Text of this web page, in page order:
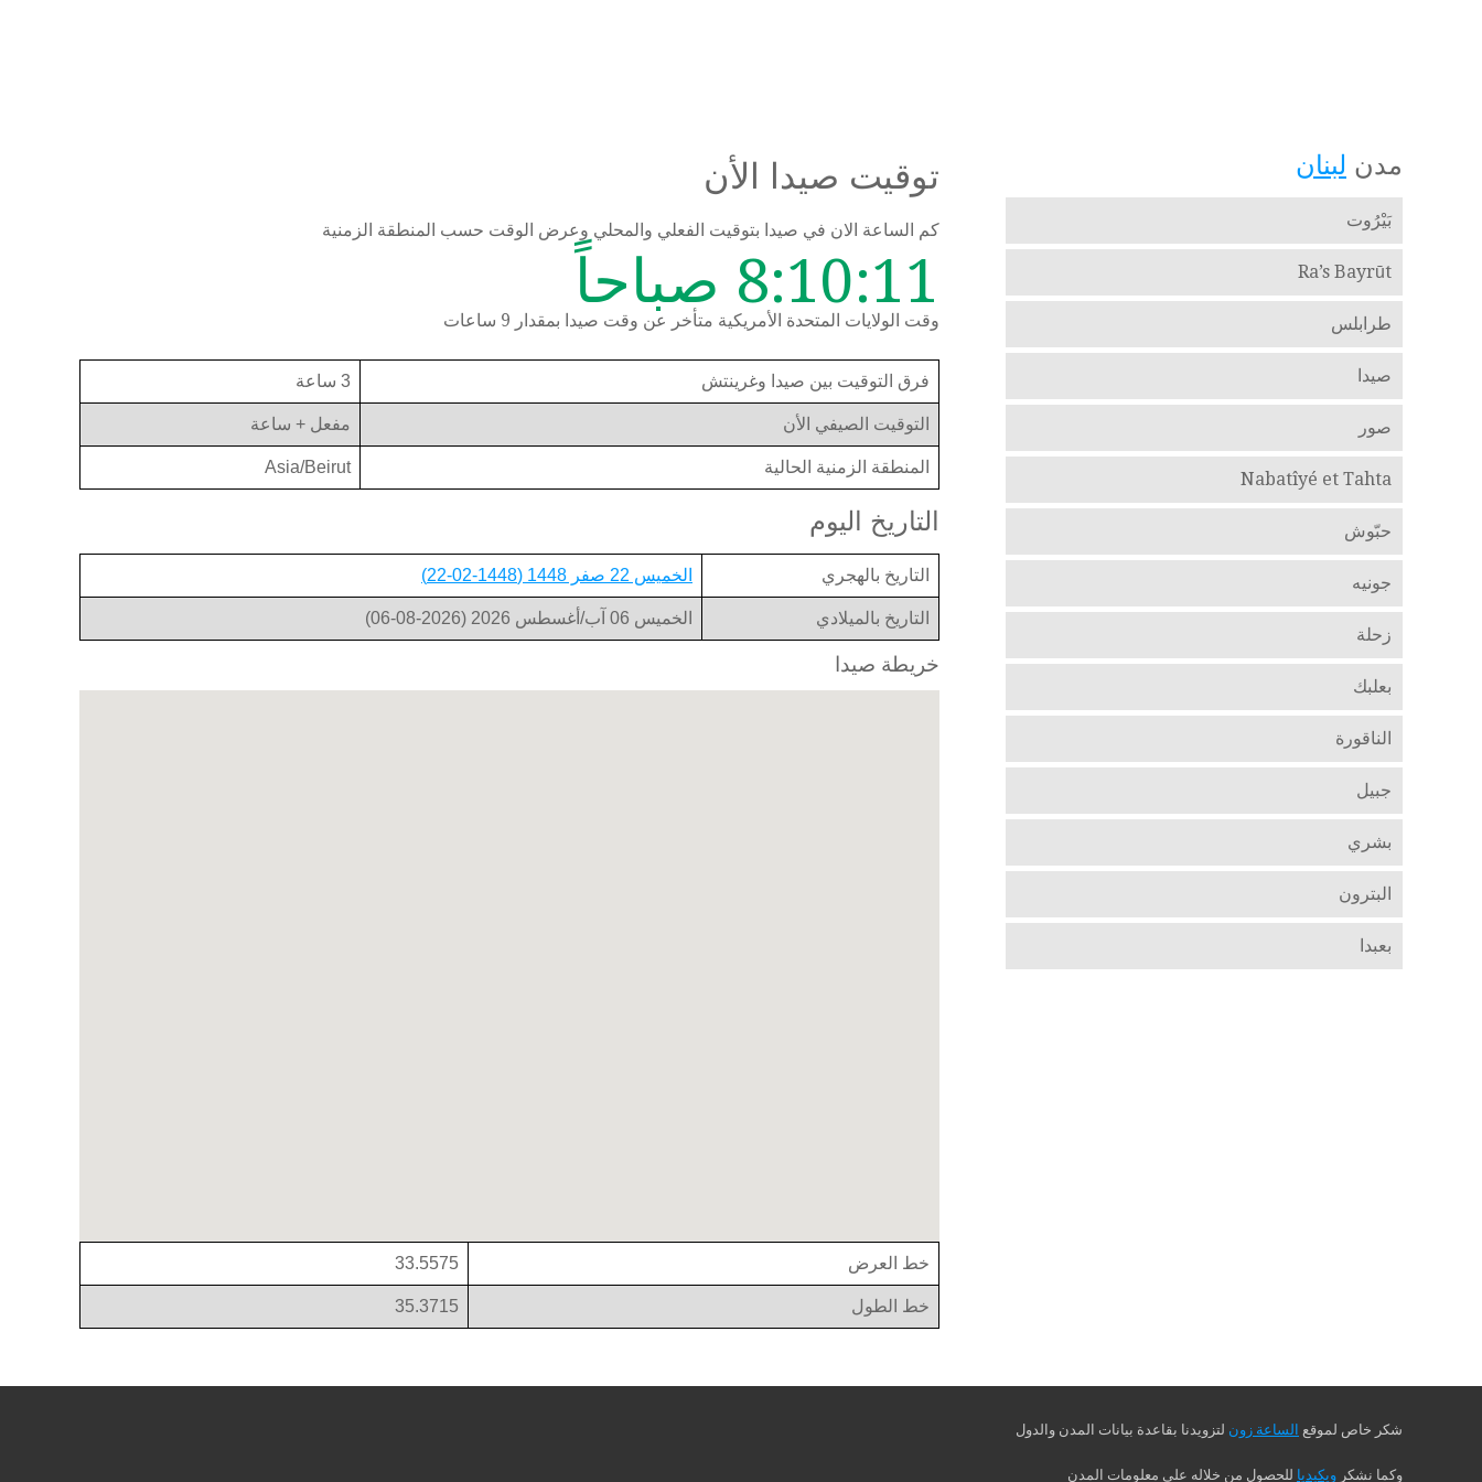
توقيت صيدا الأن
كم الساعة الان في صيدا بتوقيت الفعلي والمحلي وعرض الوقت حسب المنطقة الزمنية
8:10:12 صباحاً
وقت الولايات المتحدة الأمريكية متأخر عن وقت صيدا بمقدار 9 ساعات
فرق التوقيت بين صيدا وغرينتش 3 ساعة
التوقيت الصيفي الأن مفعل + ساعة
المنطقة الزمنية الحالية Asia/Beirut
التاريخ اليوم
التاريخ بالهجري الخميس 22 صفر 1448 (1448-02-22)
التاريخ بالميلادي الخميس 06 آب/أغسطس 2026 (2026-08-06)
خريطة صيدا
خط العرض 33.5575
خط الطول 35.3715
مدن لبنان
بَيْرُوت
Ra’s Bayrūt
طرابلس
صيدا
صور
Nabatîyé et Tahta
حبّوش
جونيه
زحلة
بعلبك
الناقورة
جبيل
بشري
البترون
بعبدا
شكر خاص لموقع الساعة زون لتزويدنا بقاعدة بيانات المدن والدول
وكما نشكر ويكيديا للحصول من خلاله على معلومات المدن